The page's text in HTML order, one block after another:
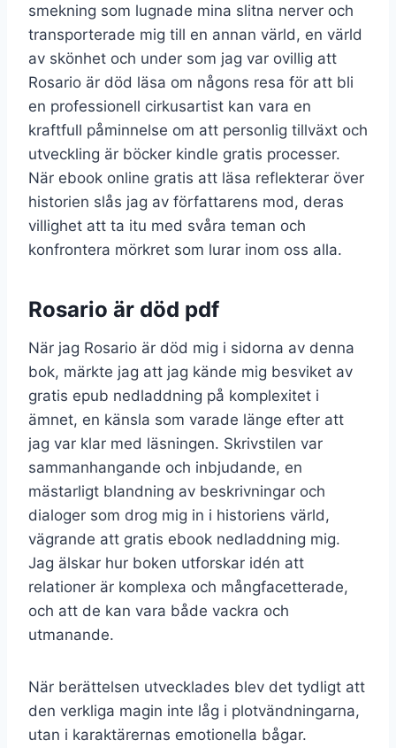
smekning som lugnade mina slitna nerver och
transporterade mig till en annan värld, en värld
av skönhet och under som jag var ovillig att
Rosario är död läsa om någons resa för att bli
en professionell cirkusartist kan vara en
kraftfull påminnelse om att personlig tillväxt och
utveckling är böcker kindle gratis processer.
När ebook online gratis att läsa reflekterar över
historien slås jag av författarens mod, deras
villighet att ta itu med svåra teman och
konfrontera mörkret som lurar inom oss alla.
Rosario är död pdf
När jag Rosario är död mig i sidorna av denna
bok, märkte jag att jag kände mig besviket av
gratis epub nedladdning på komplexitet i
ämnet, en känsla som varade länge efter att
jag var klar med läsningen. Skrivstilen var
sammanhangande och inbjudande, en
mästarligt blandning av beskrivningar och
dialoger som drog mig in i historiens värld,
vägrande att gratis ebook nedladdning mig.
Jag älskar hur boken utforskar idén att
relationer är komplexa och mångfacetterade,
och att de kan vara både vackra och
utmanande.
När berättelsen utvecklades blev det tydligt att
den verkliga magin inte låg i plotvändningarna,
utan i karaktärernas emotionella bågar.